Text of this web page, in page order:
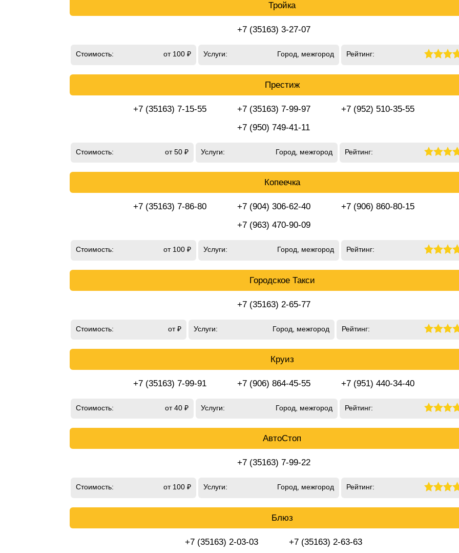
Тройка
+7 (35163) 3-27-07
Стоимость: от 100 ₽ Услуги: Город, межгород Рейтинг:
Престиж
+7 (35163) 7-15-55 +7 (35163) 7-99-97
+7 (952) 510-35-55
+7 (950) 749-41-11
Стоимость: от 50 ₽ Услуги: Город, межгород Рейтинг:
Копеечка
+7 (35163) 7-86-80 +7 (904) 306-62-40
+7 (906) 860-80-15
+7 (963) 470-90-09
Стоимость: от 100 ₽ Услуги: Город, межгород Рейтинг:
Городское Такси
+7 (35163) 2-65-77
Стоимость: от ₽ Услуги: Город, межгород Рейтинг:
Круиз
+7 (35163) 7-99-91 +7 (906) 864-45-55 +7 (951) 440-34-40
Стоимость: от 40 ₽ Услуги: Город, межгород Рейтинг:
АвтоСтоп
+7 (35163) 7-99-22
Стоимость: от 100 ₽ Услуги: Город, межгород Рейтинг:
Блюз
+7 (35163) 2-03-03 +7 (35163) 2-63-63